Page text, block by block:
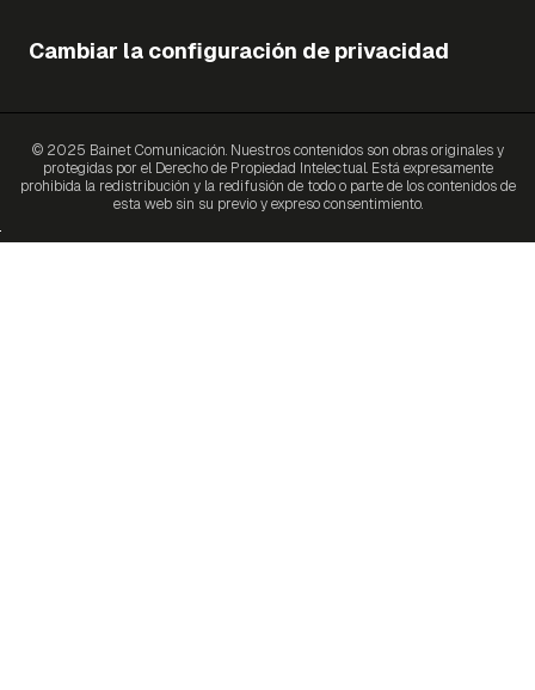
Cambiar la configuración de privacidad
© 2025 Bainet Comunicación. Nuestros contenidos son obras originales y
protegidas por el Derecho de Propiedad Intelectual. Está expresamente
prohibida la redistribución y la redifusión de todo o parte de los contenidos de
esta web sin su previo y expreso consentimiento.